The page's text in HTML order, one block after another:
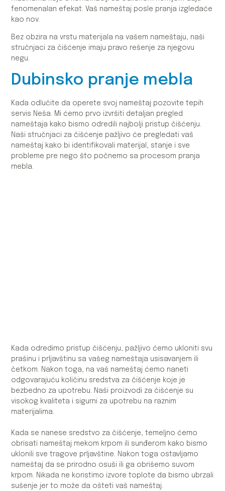
fenomenalan efekat. Vaš nameštaj posle pranja izgledaće
kao nov.
Bez obzira na vrstu materijala na vašem nameštaju, naši
stručnjaci za čišćenje imaju pravo rešenje za njegovu
negu.
Dubinsko pranje mebla
Kada odlučite da operete svoj nameštaj pozovite tepih
servis Neša. Mi ćemo prvo izvršiti detaljan pregled
nameštaja kako bismo odredili najbolji pristup čišćenju.
Naši stručnjaci za čišćenje pažljivo će pregledati vaš
nameštaj kako bi identifikovali materijal, stanje i sve
probleme pre nego što počnemo sa procesom pranja
mebla.
Kada odredimo pristup čišćenju, pažljivo ćemo ukloniti svu
prašinu i prljavštinu sa vašeg nameštaja usisavanjem ili
četkom. Nakon toga, na vaš nameštaj ćemo naneti
odgovarajuću količinu sredstva za čišćenje koje je
bezbedno za upotrebu. Naši proizvodi za čišćenje su
visokog kvaliteta i sigurni za upotrebu na raznim
materijalima.
Kada se nanese sredstvo za čišćenje, temeljno ćemo
obrisati nameštaj mekom krpom ili sunđerom kako bismo
uklonili sve tragove prljavštine. Nakon toga ostavljamo
nameštaj da se prirodno osuši ili ga obrišemo suvom
krpom. Nikada ne koristimo izvore toplote da bismo ubrzali
sušenje jer to može da ošteti vaš nameštaj.